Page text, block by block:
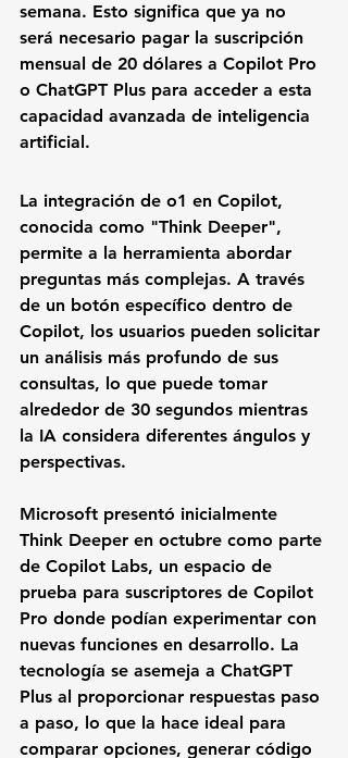
semana. Esto significa que ya no
será necesario pagar la suscripción
mensual de 20 dólares a Copilot Pro
o ChatGPT Plus para acceder a esta
capacidad avanzada de inteligencia
artificial.
La integración de o1 en Copilot,
conocida como "Think Deeper",
permite a la herramienta abordar
preguntas más complejas. A través
de un botón específico dentro de
Copilot, los usuarios pueden solicitar
un análisis más profundo de sus
consultas, lo que puede tomar
alrededor de 30 segundos mientras
la IA considera diferentes ángulos y
perspectivas.
Microsoft presentó inicialmente
Think Deeper en octubre como parte
de Copilot Labs, un espacio de
prueba para suscriptores de Copilot
Pro donde podían experimentar con
nuevas funciones en desarrollo. La
tecnología se asemeja a ChatGPT
Plus al proporcionar respuestas paso
a paso, lo que la hace ideal para
comparar opciones, generar código